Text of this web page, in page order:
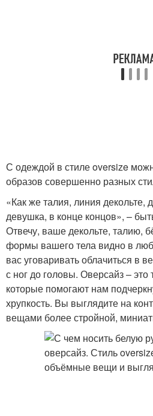
С одеждой в стиле oversize
образов совершенно разных
«Как же талия, линия
девушка, в конце концов», –
Отвечу, ваше декольте, талию,
формы вашего тела видно в
вас уговаривать облачиться в
с ног до головы. Оверсайз –
которые помогают нам
хрупкость. Вы выглядите на
вещами более стройной,